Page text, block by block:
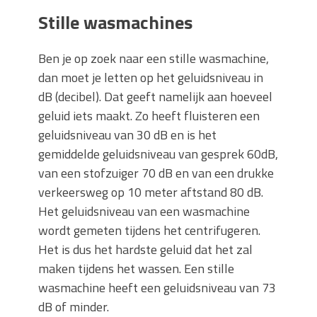
Stille wasmachines
Ben je op zoek naar een stille wasmachine,
dan moet je letten op het geluidsniveau in
dB (decibel). Dat geeft namelijk aan hoeveel
geluid iets maakt. Zo heeft fluisteren een
geluidsniveau van 30 dB en is het
gemiddelde geluidsniveau van gesprek 60dB,
van een stofzuiger 70 dB en van een drukke
verkeersweg op 10 meter aftstand 80 dB.
Het geluidsniveau van een wasmachine
wordt gemeten tijdens het centrifugeren.
Het is dus het hardste geluid dat het zal
maken tijdens het wassen. Een stille
wasmachine heeft een geluidsniveau van 73
dB of minder.